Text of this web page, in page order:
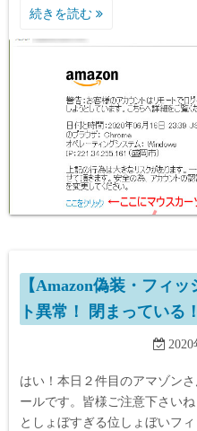
続きを読む
【Amazon偽装・フィ
ト異常！ 閉まっている！
2020
はい！本日２件目のアマゾン
ールです。皆様ご注意下さい
としょぼすぎる位しょぼいフ